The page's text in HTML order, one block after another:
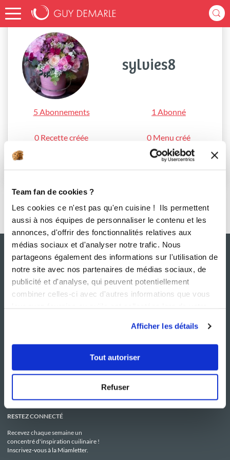
Team fan de cookies ?
Les cookies ce n'est pas qu'en cuisine ! Ils permettent
aussi à nos équipes de personnaliser le contenu et les
annonces, d'offrir des fonctionnalités relatives aux
médias sociaux et d'analyser notre trafic. Nous
partageons également des informations sur l'utilisation de
notre site avec nos partenaires de médias sociaux, de
publicité et d'analyse, qui peuvent potentiellement
combiner celles-ci avec d'autres informations que vous
Afficher les détails
Tout autoriser
Refuser
Accueil sylvies8
sylvies8
5 Abonnements 1 Abonné
0 Recette créée 0 Menu créé
Le Mag'
Boutique
C.G.U
Politique de confidentialité
Utilisation des Cookies
RESTEZ CONNECTÉ
Recevez chaque semaine un
concentré d'inspiration cuilinaire !
Inscrivez-vous à la Miamletter.